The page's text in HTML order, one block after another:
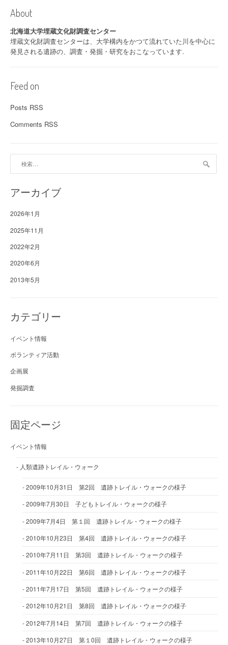
About
北海道大学埋蔵文化財調査センター
埋蔵文化財調査センターは、大学構内をかつて流れていた川を中心に
発見される遺跡の、調査・発掘・研究をおこなっています.
Feed on
Posts RSS
Comments RSS
アーカイブ
2026年1月
2025年11月
2022年2月
2020年6月
2013年5月
カテゴリー
イベント情報
ボランティア活動
企画展
発掘調査
固定ページ
イベント情報
人類遺跡トレイル・ウォーク
2009年10月31日 第2回 遺跡トレイル・ウォークの様子
2009年7月30日 子どもトレイル・ウォークの様子
2009年7月4日 第１回 遺跡トレイル・ウォークの様子
2010年10月23日 第4回 遺跡トレイル・ウォークの様子
2010年7月11日 第3回 遺跡トレイル・ウォークの様子
2011年10月22日 第6回 遺跡トレイル・ウォークの様子
2011年7月17日 第5回 遺跡トレイル・ウォークの様子
2012年10月21日 第8回 遺跡トレイル・ウォークの様子
2012年7月14日 第7回 遺跡トレイル・ウォークの様子
2013年10月27日 第１0回 遺跡トレイル・ウォークの様子